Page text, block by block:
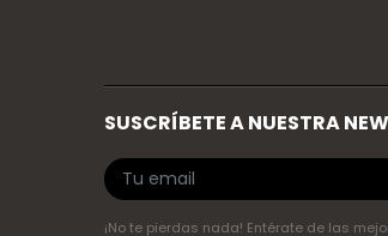
SUSCRÍBETE A NUESTRA
¡No te pierdas nada! Entérate de las